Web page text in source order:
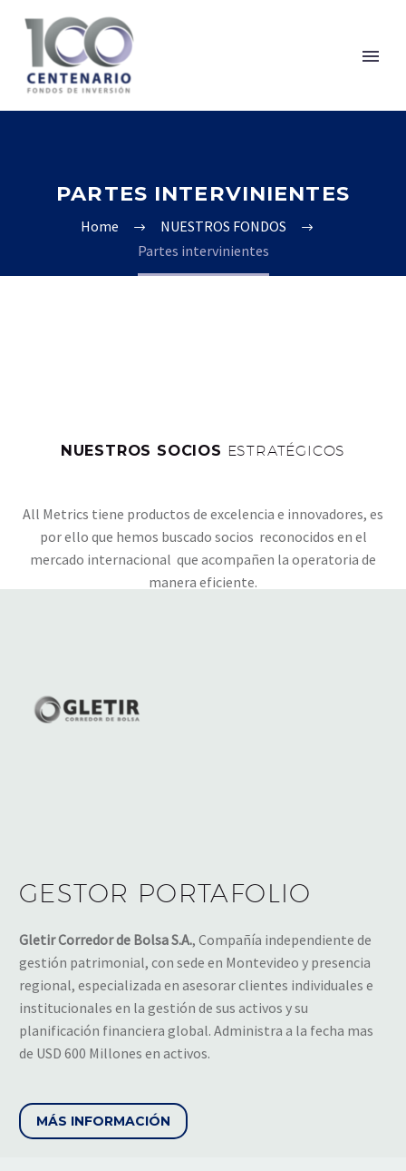
PARTES INTERVINIENTES
Home
NUESTROS FONDOS
Partes intervinientes
NUESTROS SOCIOS ESTRATÉGICOS
All Metrics tiene productos de excelencia e innovadores, es
por ello que hemos buscado socios reconocidos en el
mercado internacional que acompañen la operatoria de
manera eficiente.
GESTOR PORTAFOLIO
Gletir Corredor de Bolsa S.A., Compañía independiente de
gestión patrimonial, con sede en Montevideo y presencia
regional, especializada en asesorar clientes individuales e
institucionales en la gestión de sus activos y su
planificación financiera global. Administra a la fecha mas
de USD 600 Millones en activos.
MÁS INFORMACIÓN